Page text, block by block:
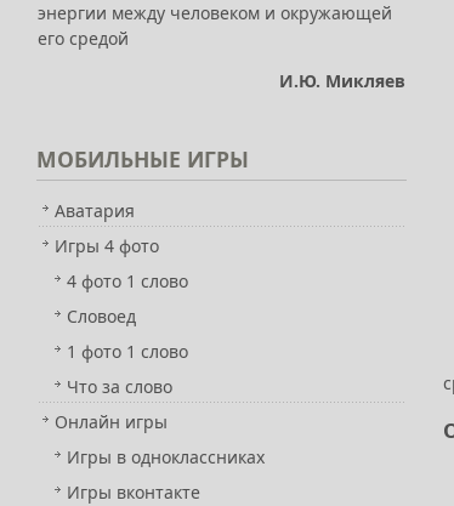
энергии между человеком и окружающей
его средой
И.Ю. Микляев
МОБИЛЬНЫЕ ИГРЫ
Аватария
Игры 4 фото
4 фото 1 слово
Словоед
1 фото 1 слово
Что за слово
Онлайн игры
Игры в одноклассниках
Игры вконтакте